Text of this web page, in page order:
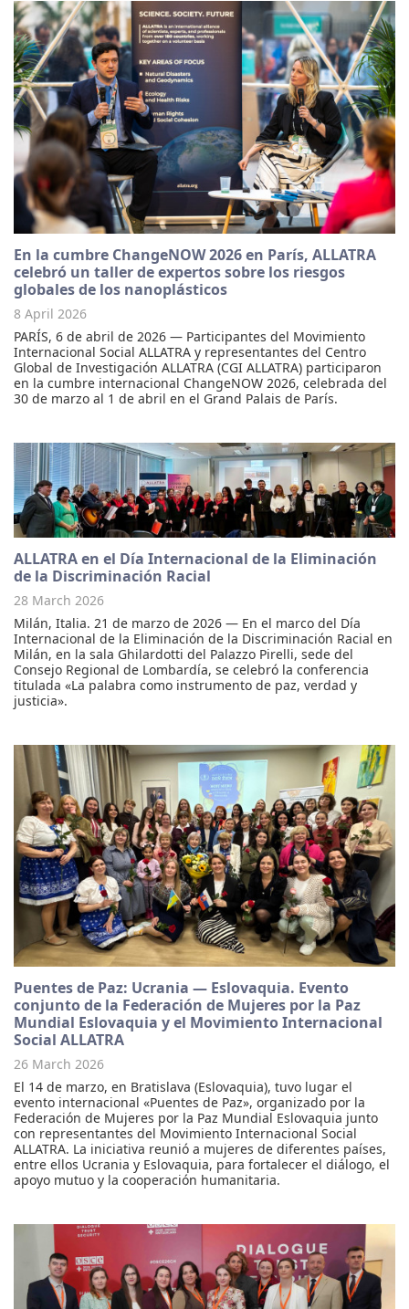
En la cumbre ChangeNOW 2026 en París, ALLATRA
celebró un taller de expertos sobre los riesgos
globales de los nanoplásticos
8 April 2026
PARÍS, 6 de abril de 2026 — Participantes del Movimiento
Internacional Social ALLATRA y representantes del Centro
Global de Investigación ALLATRA (CGI ALLATRA) participaron
en la cumbre internacional ChangeNOW 2026, celebrada del
30 de marzo al 1 de abril en el Grand Palais de París.
ALLATRA en el Día Internacional de la Eliminación
de la Discriminación Racial
28 March 2026
Milán, Italia. 21 de marzo de 2026 — En el marco del Día
Internacional de la Eliminación de la Discriminación Racial en
Milán, en la sala Ghilardotti del Palazzo Pirelli, sede del
Consejo Regional de Lombardía, se celebró la conferencia
titulada «La palabra como instrumento de paz, verdad y
justicia».
Puentes de Paz: Ucrania — Eslovaquia. Evento
conjunto de la Federación de Mujeres por la Paz
Mundial Eslovaquia y el Movimiento Internacional
Social ALLATRA
26 March 2026
El 14 de marzo, en Bratislava (Eslovaquia), tuvo lugar el
evento internacional «Puentes de Paz», organizado por la
Federación de Mujeres por la Paz Mundial Eslovaquia junto
con representantes del Movimiento Internacional Social
ALLATRA. La iniciativa reunió a mujeres de diferentes países,
entre ellos Ucrania y Eslovaquia, para fortalecer el diálogo, el
apoyo mutuo y la cooperación humanitaria.